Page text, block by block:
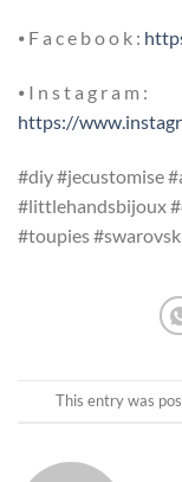
⦁ F a c e b o o k :
⦁ I n s t a g r a m :
https://
#diy #jecustomise
#littlehandsbijoux
#toupies
This entry was